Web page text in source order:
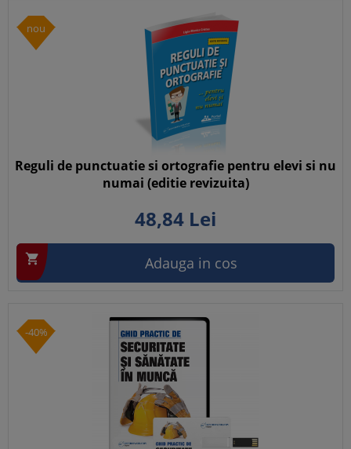
nou
Reguli de punctuatie si ortografie pentru elevi si nu
numai (editie revizuita)
48,84 Lei
 Adauga in cos
-40%